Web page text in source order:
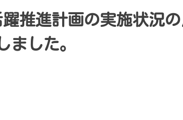
推進計画の実施状況
ました。